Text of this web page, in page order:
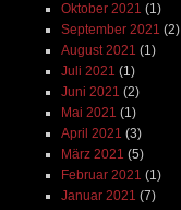
Oktober 2021 (1)
September 2021 (2)
August 2021 (1)
Juli 2021 (1)
Juni 2021 (2)
Mai 2021 (1)
April 2021 (3)
März 2021 (5)
Februar 2021 (1)
Januar 2021 (7)